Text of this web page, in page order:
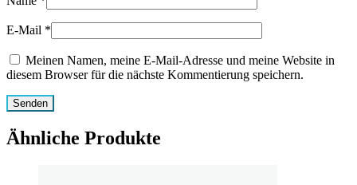
E-Mail *
Meinen Namen, meine E-Mail-Adresse und meine Website in
diesem Browser für die nächste Kommentierung speichern.
Ähnliche Produkte